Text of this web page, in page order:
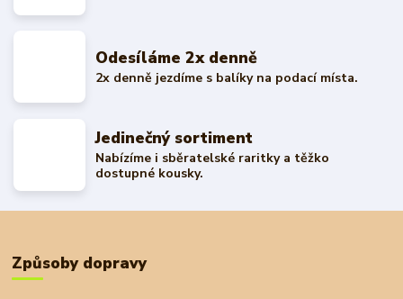
Odesíláme 2x denně
2x denně jezdíme s balíky na podací místa.
Jedinečný sortiment
Nabízíme i sběratelské raritky a těžko
dostupné kousky.
Způsoby dopravy